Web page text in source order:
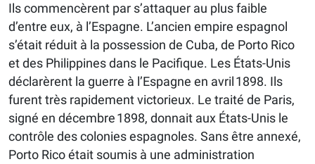
Ils commencèrent par s’attaquer au plus faible
d’entre eux, à l’Espagne. L’ancien empire espagnol
s’était réduit à la possession de Cuba, de Porto Rico
et des Philippines dans le Pacifique. Les États-Unis
déclarèrent la guerre à l’Espagne en avril 1898. Ils
furent très rapidement victorieux. Le traité de Paris,
signé en décembre 1898, donnait aux États-Unis le
contrôle des colonies espagnoles. Sans être annexé,
Porto Rico était soumis à une administration